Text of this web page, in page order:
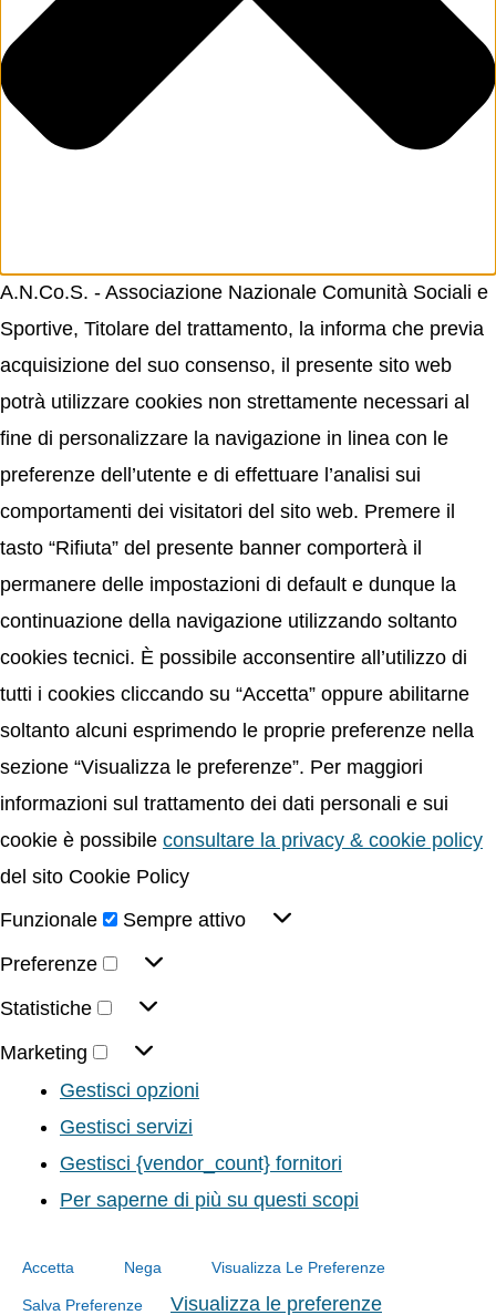
A.N.Co.S. - Associazione Nazionale Comunità Sociali e
Sportive, Titolare del trattamento, la informa che previa
acquisizione del suo consenso, il presente sito web
potrà utilizzare cookies non strettamente necessari al
fine di personalizzare la navigazione in linea con le
preferenze dell’utente e di effettuare l’analisi sui
comportamenti dei visitatori del sito web. Premere il
tasto “Rifiuta” del presente banner comporterà il
permanere delle impostazioni di default e dunque la
continuazione della navigazione utilizzando soltanto
cookies tecnici. È possibile acconsentire all’utilizzo di
tutti i cookies cliccando su “Accetta” oppure abilitarne
soltanto alcuni esprimendo le proprie preferenze nella
sezione “Visualizza le preferenze”. Per maggiori
informazioni sul trattamento dei dati personali e sui
cookie è possibile consultare la privacy & cookie policy
del sito Cookie Policy
Funzionale
Sempre attivo
Preferenze
Statistiche
Marketing
Gestisci opzioni
Gestisci servizi
Gestisci {vendor_count} fornitori
Per saperne di più su questi scopi
Accetta Nega Visualizza Le Preferenze
Salva Preferenze
Visualizza le preferenze